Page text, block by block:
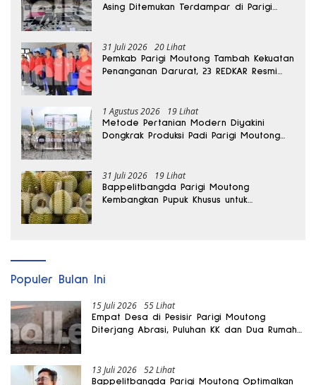
Asing Ditemukan Terdampar di Parigi
31 Juli 2026 20 Lihat
Pemkab Parigi Moutong Tambah Kekuatan
Penanganan Darurat, 23 REDKAR Resmi
1 Agustus 2026 19 Lihat
Metode Pertanian Modern Diyakini
Dongkrak Produksi Padi Parigi Moutong
31 Juli 2026 19 Lihat
Bappelitbangda Parigi Moutong
Kembangkan Pupuk Khusus untuk
Populer Bulan Ini
15 Juli 2026 55 Lihat
Empat Desa di Pesisir Parigi Moutong
Diterjang Abrasi, Puluhan KK dan Dua Rumah
13 Juli 2026 52 Lihat
Bappelitbangda Parigi Moutong Optimalkan